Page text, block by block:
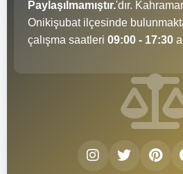
Paylaşılmamıştır.'dır.
Onikişubat ilçesinde
çalışma saatleri 09:00 - 17:30